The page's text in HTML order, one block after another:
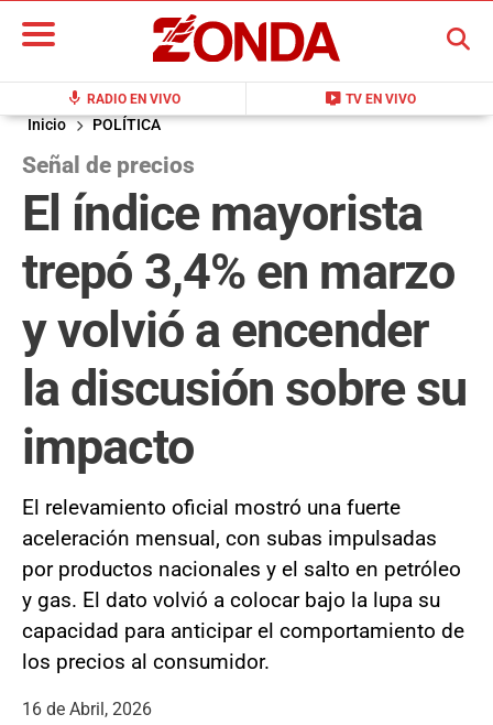
mic RADIO EN VIVO live_tv TV EN VIVO
BUSCAR
Inicio POLÍTICA
Señal de precios
El índice mayorista
trepó 3,4% en marzo
y volvió a encender
la discusión sobre su
impacto
El relevamiento oficial mostró una fuerte
aceleración mensual, con subas impulsadas
por productos nacionales y el salto en petróleo
y gas. El dato volvió a colocar bajo la lupa su
capacidad para anticipar el comportamiento de
los precios al consumidor.
16 de Abril, 2026